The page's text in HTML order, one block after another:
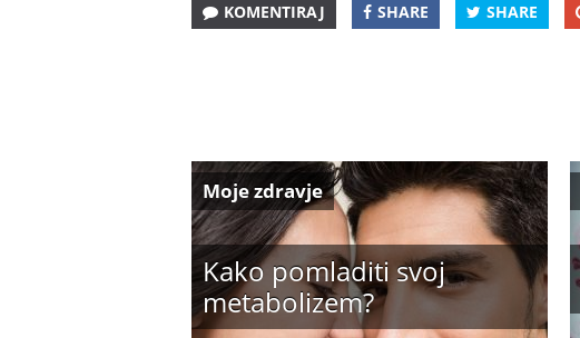
KOMENTIRAJ SHARE SHARE
Kako pomladiti svoj
metabolizem?
Moje zdravje